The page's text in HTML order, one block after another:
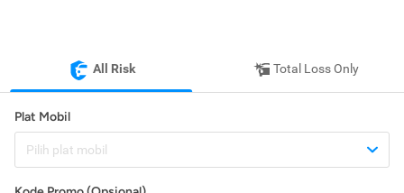
All Risk Total Loss Only
Plat Mobil
Pilih plat mobil